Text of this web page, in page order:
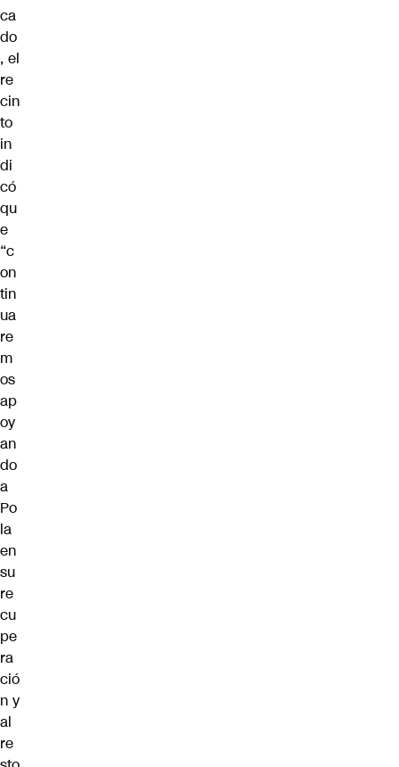
ca
do
, el
re
cin
to
in
di
có
qu
e
“c
on
tin
ua
re
m
os
ap
oy
an
do
a
Po
la
en
su
re
cu
pe
ra
ció
n y
al
re